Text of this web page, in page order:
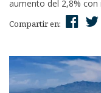
aumento del 2,8%
Compartir en: